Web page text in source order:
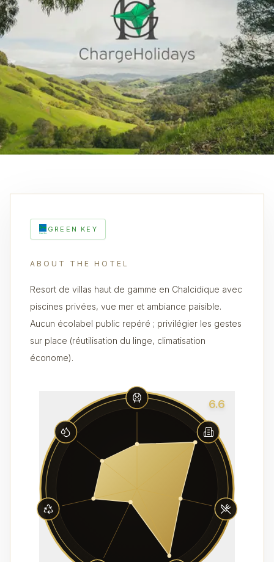
GREEN KEY
ABOUT THE HOTEL
Resort de villas haut de gamme en Chalcidique avec
piscines privées, vue mer et ambiance paisible.
Aucun écolabel public repéré ; privilégier les gestes
sur place (réutilisation du linge, climatisation
économe).
6.6